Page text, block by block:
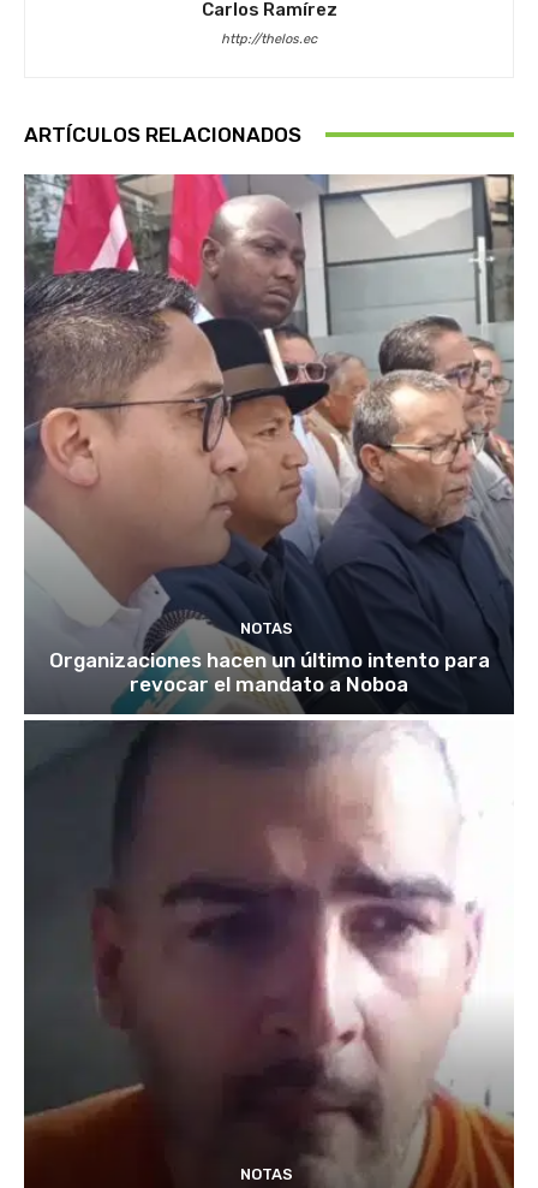
Carlos Ramírez
http://thelos.ec
ARTÍCULOS RELACIONADOS
NOTAS
Organizaciones hacen un último intento para
revocar el mandato a Noboa
NOTAS